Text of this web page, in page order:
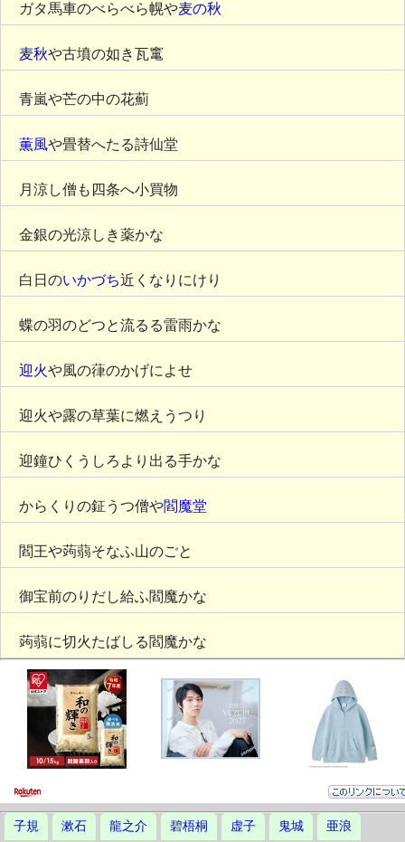
ガタ馬車のべらべら幌や麦の秋
麦秋や古墳の如き瓦竃
青嵐や芒の中の花薊
薫風や畳替へたる詩仙堂
月涼し僧も四条へ小買物
金銀の光涼しき薬かな
白日のいかづち近くなりにけり
蝶の羽のどつと流るる雷雨かな
迎火や風の葎のかげによせ
迎火や露の草葉に燃えうつり
迎鐘ひくうしろより出る手かな
からくりの鉦うつ僧や閻魔堂
閻王や蒟蒻そなふ山のごと
御宝前のりだし給ふ閻魔かな
蒟蒻に切火たばしる閻魔かな
子規 漱石 龍之介 碧梧桐 虚子 鬼城 亜浪